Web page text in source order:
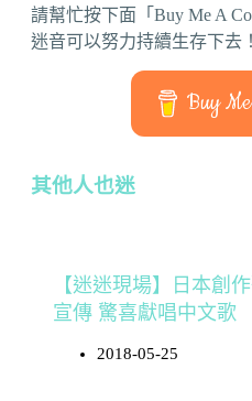
請幫忙按下面「Buy Me A
迷音可以努力持續生存下去！
Buy
其他人也迷
【迷迷現場】日本創
宣傳 驚喜獻唱中文歌
2018-05-25